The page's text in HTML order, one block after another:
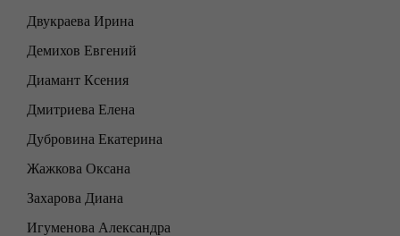
Двукраева Ирина
Демихов Евгений
Диамант Ксения
Дмитриева Елена
Дубровина Екатерина
Жажкова Оксана
Захарова Диана
Игуменова Александра